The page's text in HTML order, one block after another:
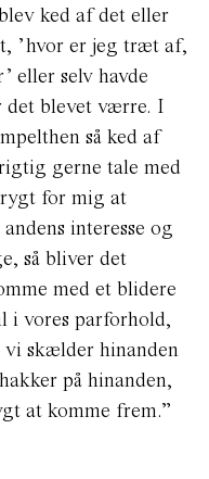
ked af det eller
’hvor er jeg træt af,
eller selv havde
det blevet værre. I
så ked af
gerne tale med
for mig at
interesse og
så bliver det
med et blidere
i vores parforhold,
skælder hinanden
på hinanden,
at komme frem.”